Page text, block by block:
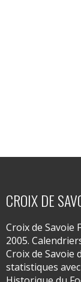
CROIX DE
Croix de Savoie
2005.
Croix de Savoie
statistiques